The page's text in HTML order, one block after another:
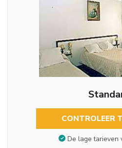
CONTROLEER
De lage tarieven